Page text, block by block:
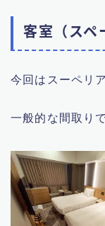
客室（スペ
今回はスーペリ
一般的な間取り